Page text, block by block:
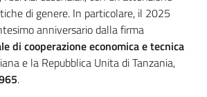
di genere. In particolare, il 2025
anniversario dalla firma
di cooperazione economica e tecnica
e la Repubblica Unita di Tanzania,
.